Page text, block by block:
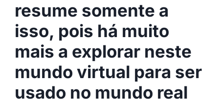
resume somente a
isso, pois há muito
mais a explorar neste
mundo virtual para ser
usado no mundo real